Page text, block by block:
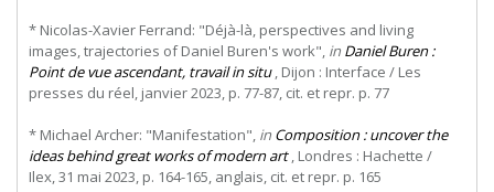
* Nicolas-Xavier Ferrand: "Déjà-là, perspectives and living
images, trajectories of Daniel Buren's work", in Daniel Buren :
Point de vue ascendant, travail in situ, Dijon : Interface / Les
presses du réel, janvier 2023, p. 77-87, cit. et repr. p. 77
* Michael Archer: "Manifestation", in Composition : uncover the
ideas behind great works of modern art, Londres : Hachette /
Ilex, 31 mai 2023, p. 164-165, anglais, cit. et repr. p. 165